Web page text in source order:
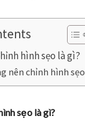
hình sẹo là gì?
nên chỉnh hình sẹo
sẹo là gì?